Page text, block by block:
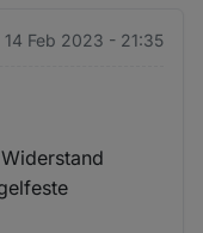
14 Feb 2023 - 21:35